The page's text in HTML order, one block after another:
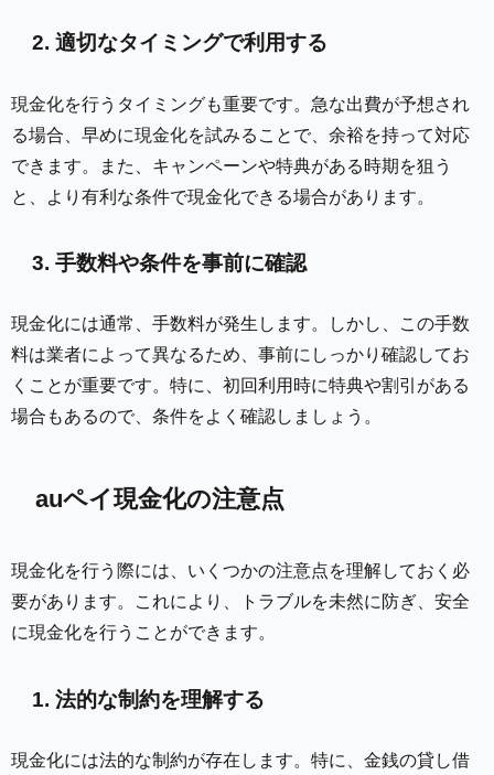
2. 適切なタイミングで利用する
現金化を行うタイミングも重要です。急な出費が予想され
る場合、早めに現金化を試みることで、余裕を持って対応
できます。また、キャンペーンや特典がある時期を狙う
と、より有利な条件で現金化できる場合があります。
3. 手数料や条件を事前に確認
現金化には通常、手数料が発生します。しかし、この手数
料は業者によって異なるため、事前にしっかり確認してお
くことが重要です。特に、初回利用時に特典や割引がある
場合もあるので、条件をよく確認しましょう。
auペイ現金化の注意点
現金化を行う際には、いくつかの注意点を理解しておく必
要があります。これにより、トラブルを未然に防ぎ、安全
に現金化を行うことができます。
1. 法的な制約を理解する
現金化には法的な制約が存在します。特に、金銭の貸し借